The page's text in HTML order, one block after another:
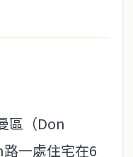
區（Don
一處住宅在6